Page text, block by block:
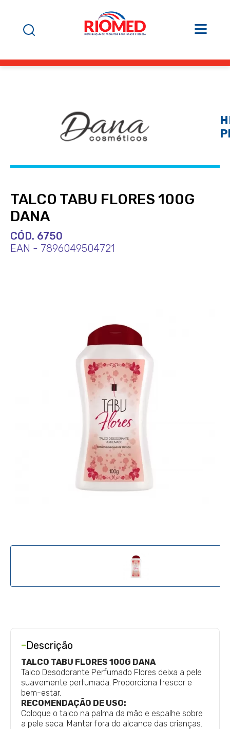
TALCO TABU FLORES 100G
DANA
CÓD. 6750
EAN - 7896049504721
-Descrição
TALCO TABU FLORES 100G DANA
Talco Desodorante Perfumado Flores deixa a pele
suavemente perfumada. Proporciona frescor e
bem-estar.
RECOMENDAÇÃO DE USO:
Coloque o talco na palma da mão e espalhe sobre
a pele seca. Manter fora do alcance das crianças.